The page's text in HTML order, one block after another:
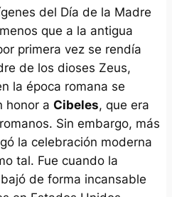
del Día de la Madre
que a la antigua
primera vez se rendía
de los dioses Zeus,
la época romana se
honor a Cibeles, que era
Sin embargo, más
la celebración moderna
tal. Fue cuando la
de forma incansable